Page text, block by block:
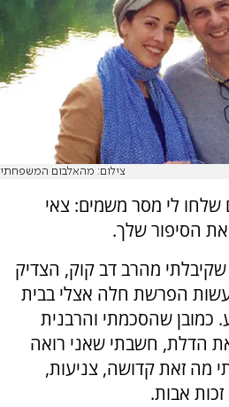
צילום: מהאלבום המשפחתי
שלחו לי מסר משמים: צאי
את הסיפור שלך.
מהרב דב קוק, הצדיק
הפרשת חלה אצלי בבית
כמובן שהסכמתי והרבנית
הדלת, חשבתי שאני רואה
מה זאת קדושה, צניעות,
אבות.